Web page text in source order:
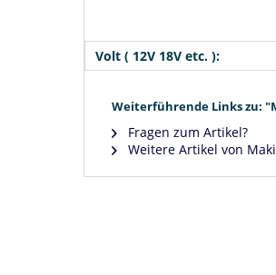
Volt ( 12V 18V etc. ):
Weiterführende Links zu:
Fragen zum Artikel?
Weitere Artikel von